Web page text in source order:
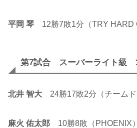
平岡 琴 12勝7敗1分（TRY HARD
第7試合 スーパーライト級
北井 智大 24勝17敗2分（チームド
麻火 佑太郎 10勝8敗（PHOENIX）